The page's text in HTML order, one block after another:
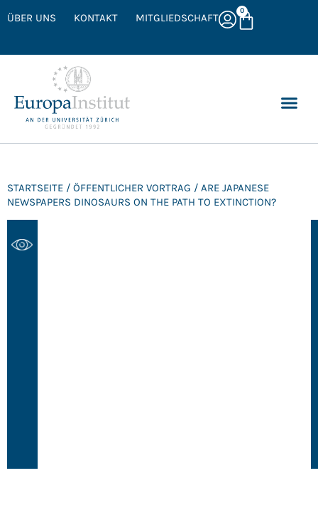
ÜBER UNS KONTAKT MITGLIEDSCHAFT
0
STARTSEITE / ÖFFENTLICHER VORTRAG / ARE JAPANESE
NEWSPAPERS DINOSAURS ON THE PATH TO EXTINCTION?